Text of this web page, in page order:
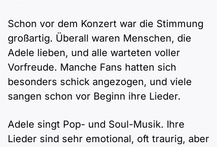
Schon vor dem Konzert war die Stimmung
großartig. Überall waren Menschen, die
Adele lieben, und alle warteten voller
Vorfreude. Manche Fans hatten sich
besonders schick angezogen, und viele
sangen schon vor Beginn ihre Lieder.
Adele singt Pop- und Soul-Musik. Ihre
Lieder sind sehr emotional, oft traurig, aber